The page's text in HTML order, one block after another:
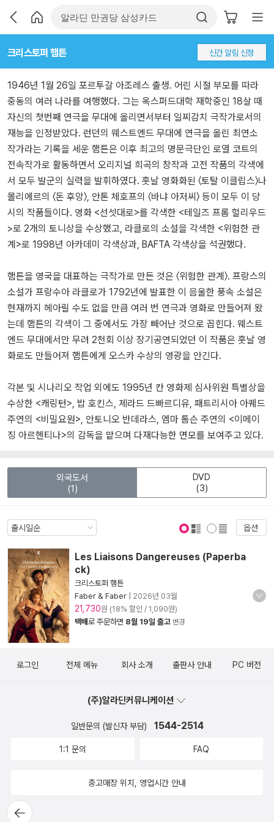
크리스토퍼 햄튼 신간 알림 신청
1946년 1월 26일 포르투갈 아조레스 출생. 어린 시절 부모를 따라
중동의 여러 나라를 여행했다. 그는 옥스퍼드대학 재학중인 18살 때
자신의 첫번째 연극을 무대에 올리면서부터 일찌감치 극작가로서의
재능을 인정받았다. 런던의 웨스트엔드 무대에 연극을 올린 최연소
작가라는 기록을 세운 햄튼은 이후 최고의 명문극단인 로열 코트의
전속작가로 활동하면서 오리지널 희곡의 창작과 고전 작품의 각색에
서 모두 발군의 실력을 발휘하였다. 훗날 영화화된 〈토탈 이클립스〉나
몰리에르의 〈돈 후앙〉, 안톤 체호프의 〈바냐 아저씨〉 등이 모두 이 당
시의 작품들이다. 영화 <선셋대로>를 각색한 <테일즈 프롬 헐리우드
>로 2개의 토니상을 수상했고, 라클로의 소설을 각색한 <위험한 관
계>로 1998년 아카데미 각색상과, BAFTA 각색상을 석권했다.
햄튼을 영국을 대표하는 극작가로 만든 것은 〈위험한 관계〉. 프랑스의
소설가 프랑수아 라클로가 1792년에 발표한 이 음울한 풍속 소설은
현재까지 헤아릴 수도 없을 만큼 여러 번 연극과 영화로 만들어져 왔
는데 햄튼의 각색이 그 중에서도 가장 빼어난 것으로 꼽힌다. 웨스트
엔드 무대에서만 무려 2천회 이상 장기공연되었던 이 작품은 훗날 영
화로도 만들어져 햄튼에게 오스카 수상의 영광을 안긴다.
각본 및 시나리오 작업 외에도 1995년 칸 영화제 심사위원 특별상을
수상한 <캐링턴>, 밥 호킨스, 제라드 드빠르디유, 패트리시아 아퀘드
주연의 <비밀요원>, 안토니오 반데라스, 엠마 톰슨 주연의 <이메이
징 아르헨티나>의 감독을 맡으며 다재다능한 면모를 보여주고 있다.
외국도서
(1)
DVD
(3)
옵션
Les Liaisons Dangereuses (Paperba
ck)
크리스토퍼 햄튼
Faber & Faber
2026년 03월
21,730원 (18% 할인 / 1,090원)
택배로 주문하면 8월 19일 출고 변경
뒤로가
로그인 전체 메뉴 회사 소개 출판사 안내 PC 버전
(주)알라딘커뮤니케이션
일반문의 (발신자 부담) 1544-2514
1:1 문의 FAQ
중고매장 위치, 영업시간 안내